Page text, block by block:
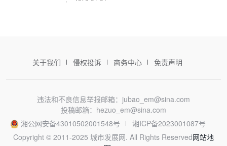
关于我们 侵权投诉 商务中心 免责声明
违法和不良信息举报邮箱：jubao_em@sina.com
投稿邮箱：hezuo_em@sina.com
湘公网安备43010502001548号
湘ICP备2023001087号
Copyright © 2011-2025 城市发展网. All Rights Reserved网站地